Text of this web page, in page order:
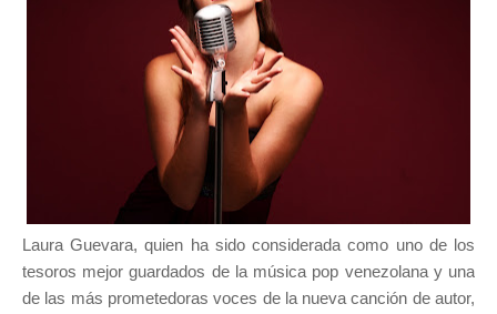
Laura Guevara, quien ha sido considerada como uno de los
tesoros mejor guardados de la música pop venezolana y una
de las más prometedoras voces de la nueva canción de autor,